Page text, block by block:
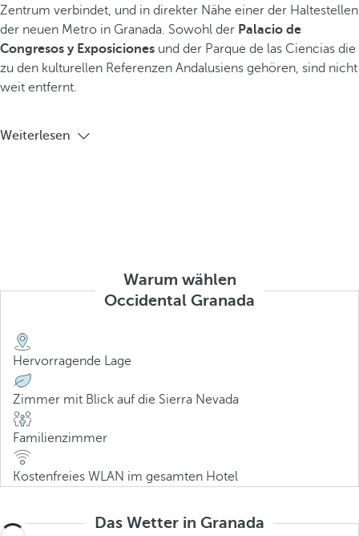
Zentrum verbindet, und in direkter Nähe einer der Haltestellen
der neuen Metro in Granada. Sowohl der Palacio de
Congresos y Exposiciones und der Parque de las Ciencias die
zu den kulturellen Referenzen Andalusiens gehören, sind nicht
weit entfernt.
Weiterlesen
Warum wählen
Occidental Granada
Hervorragende Lage
Zimmer mit Blick auf die Sierra Nevada
Familienzimmer
Kostenfreies WLAN im gesamten Hotel
Das Wetter in Granada